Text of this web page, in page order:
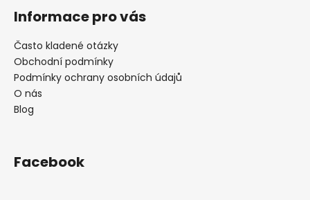
Informace pro vás
Často kladené otázky
Obchodní podmínky
Podmínky ochrany osobních údajů
O nás
Blog
Facebook